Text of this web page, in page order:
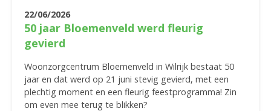
22/06/2026
50 jaar Bloemenveld werd fleurig
gevierd
Woonzorgcentrum Bloemenveld in Wilrijk bestaat 50
jaar en dat werd op 21 juni stevig gevierd, met een
plechtig moment en een fleurig feestprogramma! Zin
om even mee terug te blikken?